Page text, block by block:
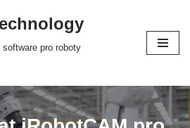
pro roboty